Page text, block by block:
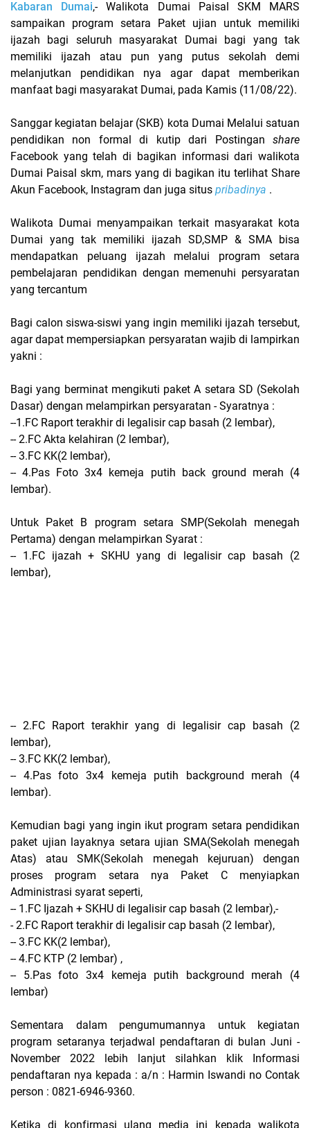
Kabaran Dumai,- Walikota Dumai Paisal SKM MARS
sampaikan program setara Paket ujian untuk memiliki
ijazah bagi seluruh masyarakat Dumai bagi yang tak
memiliki ijazah atau pun yang putus sekolah demi
melanjutkan pendidikan nya agar dapat memberikan
manfaat bagi masyarakat Dumai, pada Kamis (11/08/22).
Sanggar kegiatan belajar (SKB) kota Dumai Melalui satuan
pendidikan non formal di kutip dari Postingan share
Facebook yang telah di bagikan informasi dari walikota
Dumai Paisal skm, mars yang di bagikan itu terlihat Share
Akun Facebook, Instagram dan juga situs pribadinya .
Walikota Dumai menyampaikan terkait masyarakat kota
Dumai yang tak memiliki ijazah SD,SMP & SMA bisa
mendapatkan peluang ijazah melalui program setara
pembelajaran pendidikan dengan memenuhi persyaratan
yang tercantum
Bagi calon siswa-siswi yang ingin memiliki ijazah tersebut,
agar dapat mempersiapkan persyaratan wajib di lampirkan
yakni :
Bagi yang berminat mengikuti paket A setara SD (Sekolah
Dasar) dengan melampirkan persyaratan - Syaratnya :
--1.FC Raport terakhir di legalisir cap basah (2 lembar),
-- 2.FC Akta kelahiran (2 lembar),
-- 3.FC KK(2 lembar),
-- 4.Pas Foto 3x4 kemeja putih back ground merah (4
lembar).
Untuk Paket B program setara SMP(Sekolah menegah
Pertama) dengan melampirkan Syarat :
-- 1.FC ijazah + SKHU yang di legalisir cap basah (2
lembar),
-- 2.FC Raport terakhir yang di legalisir cap basah (2
lembar),
-- 3.FC KK(2 lembar),
-- 4.Pas foto 3x4 kemeja putih background merah (4
lembar).
Kemudian bagi yang ingin ikut program setara pendidikan
paket ujian layaknya setara ujian SMA(Sekolah menegah
Atas) atau SMK(Sekolah menegah kejuruan) dengan
proses program setara nya Paket C menyiapkan
Administrasi syarat seperti,
-- 1.FC Ijazah + SKHU di legalisir cap basah (2 lembar),-
- 2.FC Raport terakhir di legalisir cap basah (2 lembar),
-- 3.FC KK(2 lembar),
-- 4.FC KTP (2 lembar) ,
-- 5.Pas foto 3x4 kemeja putih background merah (4
lembar)
Sementara dalam pengumumannya untuk kegiatan
program setaranya terjadwal pendaftaran di bulan Juni -
November 2022 lebih lanjut silahkan klik Informasi
pendaftaran nya kepada : a/n : Harmin Iswandi no Contak
person : 0821-6946-9360.
Ketika di konfirmasi ulang media ini kepada walikota